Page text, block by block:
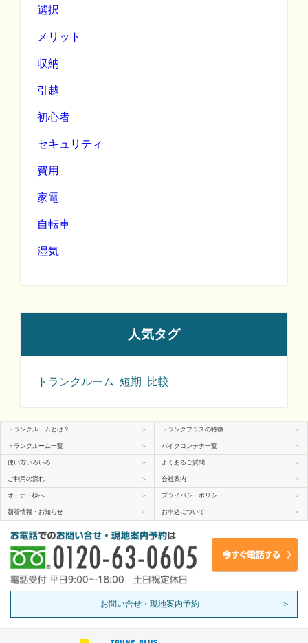
選択
メリット
収納
引越
初心者
セキュリティ
費用
家電
自転車
湿気
人気タグ
トランクルーム 短期 比較
トランクルームとは？ ＞ トランクプラスの特徴 ＞
トランクルーム一覧 ＞ バイクコンテナ一覧 ＞
使い方いろいろ ＞ よくあるご質問 ＞
ご利用の流れ ＞ 会社案内 ＞
オーナー様へ ＞ プライバシーポリシー ＞
新着情報・お知らせ ＞ お申込について ＞
お問い合せ・現地案内予約 ＞